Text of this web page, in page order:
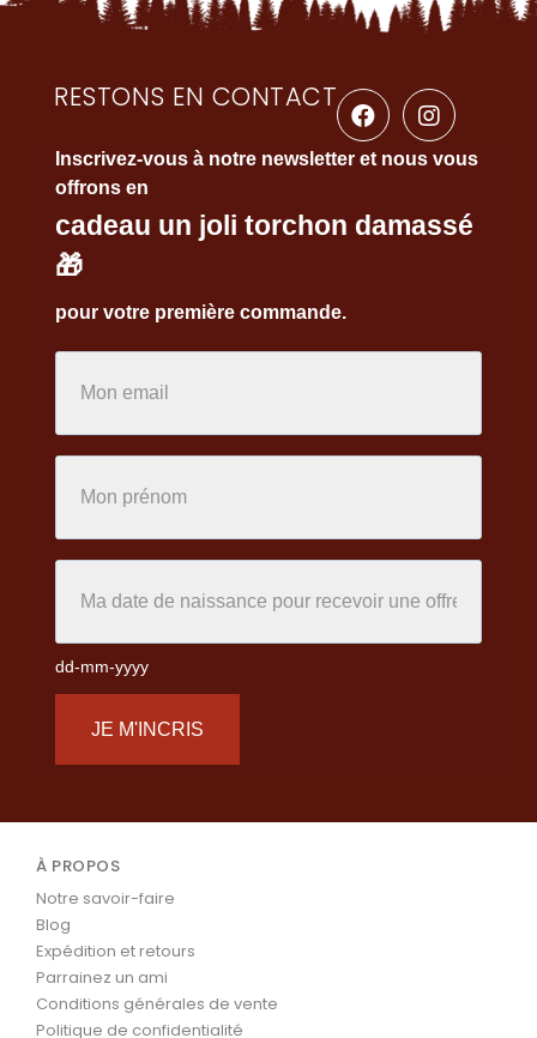
RESTONS EN CONTACT
Inscrivez-vous à notre newsletter et nous vous
offrons en
cadeau un joli torchon damassé
🎁
pour votre première commande.
dd-mm-yyyy
JE M'INCRIS
À PROPOS
Notre savoir-faire
Blog
Expédition et retours
Parrainez un ami
Conditions générales de vente
Politique de confidentialité